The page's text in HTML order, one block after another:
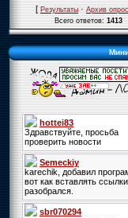
[Результаты·Архив
Всего ответов:1413